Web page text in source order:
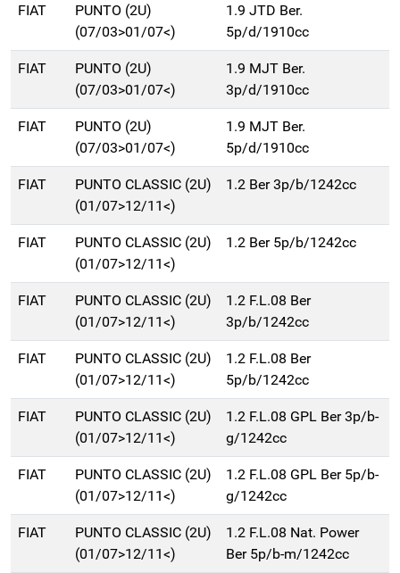
FIAT
PUNTO (2U)
(07/03>01/07<)
1.9 JTD Ber.
5p/d/1910cc
FIAT
PUNTO (2U)
(07/03>01/07<)
1.9 MJT Ber.
3p/d/1910cc
FIAT
PUNTO (2U)
(07/03>01/07<)
1.9 MJT Ber.
5p/d/1910cc
FIAT
PUNTO CLASSIC (2U)
(01/07>12/11<)
1.2 Ber 3p/b/1242cc
FIAT
PUNTO CLASSIC (2U)
(01/07>12/11<)
1.2 Ber 5p/b/1242cc
FIAT
PUNTO CLASSIC (2U)
(01/07>12/11<)
1.2 F.L.08 Ber
3p/b/1242cc
FIAT
PUNTO CLASSIC (2U)
(01/07>12/11<)
1.2 F.L.08 Ber
5p/b/1242cc
FIAT
PUNTO CLASSIC (2U)
(01/07>12/11<)
1.2 F.L.08 GPL Ber 3p/b-
g/1242cc
FIAT
PUNTO CLASSIC (2U)
(01/07>12/11<)
1.2 F.L.08 GPL Ber 5p/b-
g/1242cc
FIAT
PUNTO CLASSIC (2U)
(01/07>12/11<)
1.2 F.L.08 Nat. Power
Ber 5p/b-m/1242cc